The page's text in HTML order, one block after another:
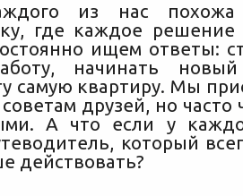
из нас
где каждое
ищем ответы:
начинать
самую квартиру. Мы
друзей, но часто
А что если у
который
действовать?